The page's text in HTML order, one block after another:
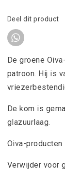
Deel dit product
De groene
patroon. Hij is
De kom is
glazuurlaag.
Oiva-producten
Verwijder voor